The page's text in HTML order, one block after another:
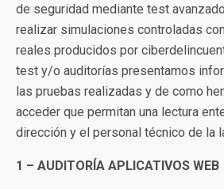
de seguridad mediante test
realizar simulaciones controladas
reales producidos por
test y/o auditorías presentamos
las pruebas realizadas y de como
acceder que permitan una lectura
dirección y el personal técnico de la
1 – AUDITORÍA APLICATIVOS WEB